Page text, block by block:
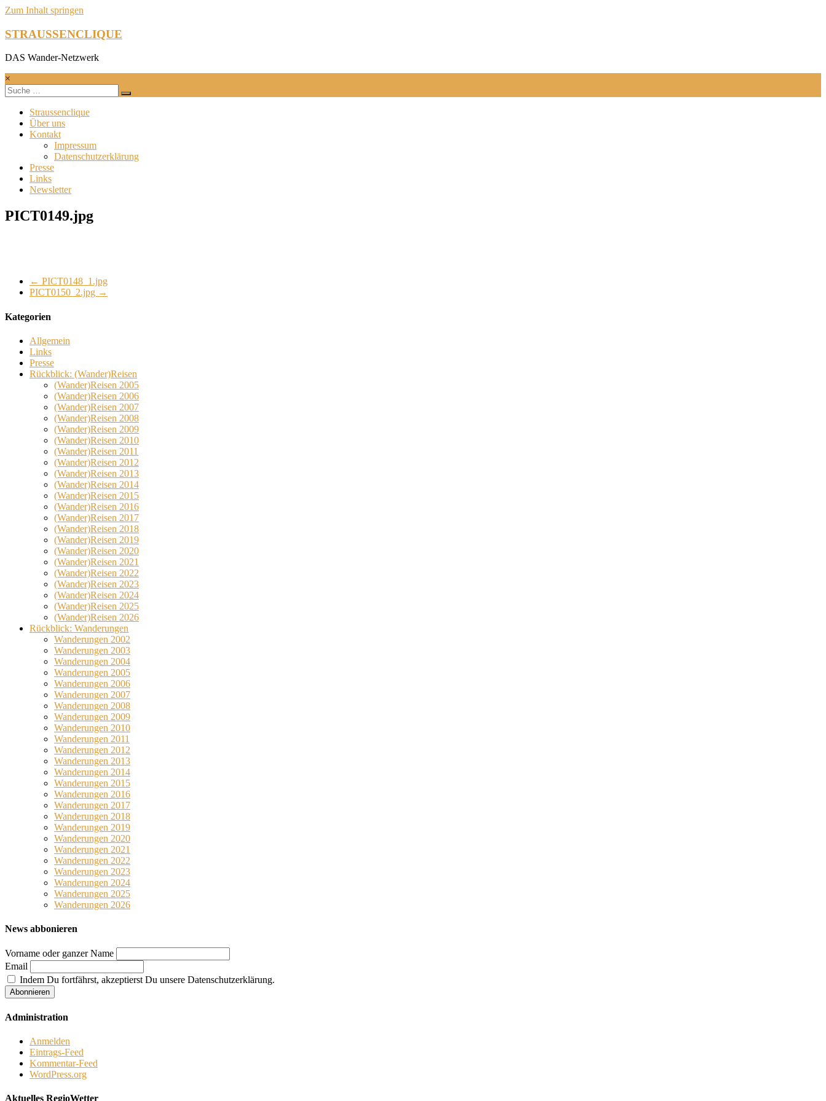
Zum Inhalt springen
STRAUSSENCLIQUE
DAS Wander-Netzwerk
×
Straussenclique
Über uns
Kontakt
Impressum
Datenschutzerklärung
Presse
Links
Newsletter
PICT0149.jpg
← PICT0148_1.jpg
PICT0150_2.jpg →
Kategorien
Allgemein
Links
Presse
Rückblick: (Wander)Reisen
(Wander)Reisen 2005
(Wander)Reisen 2006
(Wander)Reisen 2007
(Wander)Reisen 2008
(Wander)Reisen 2009
(Wander)Reisen 2010
(Wander)Reisen 2011
(Wander)Reisen 2012
(Wander)Reisen 2013
(Wander)Reisen 2014
(Wander)Reisen 2015
(Wander)Reisen 2016
(Wander)Reisen 2017
(Wander)Reisen 2018
(Wander)Reisen 2019
(Wander)Reisen 2020
(Wander)Reisen 2021
(Wander)Reisen 2022
(Wander)Reisen 2023
(Wander)Reisen 2024
(Wander)Reisen 2025
(Wander)Reisen 2026
Rückblick: Wanderungen
Wanderungen 2002
Wanderungen 2003
Wanderungen 2004
Wanderungen 2005
Wanderungen 2006
Wanderungen 2007
Wanderungen 2008
Wanderungen 2009
Wanderungen 2010
Wanderungen 2011
Wanderungen 2012
Wanderungen 2013
Wanderungen 2014
Wanderungen 2015
Wanderungen 2016
Wanderungen 2017
Wanderungen 2018
Wanderungen 2019
Wanderungen 2020
Wanderungen 2021
Wanderungen 2022
Wanderungen 2023
Wanderungen 2024
Wanderungen 2025
Wanderungen 2026
News abbonieren
Vorname oder ganzer Name
Email
Indem Du fortfährst, akzeptierst Du unsere Datenschutzerklärung.
Administration
Anmelden
Eintrags-Feed
Kommentar-Feed
WordPress.org
Aktuelles RegioWetter